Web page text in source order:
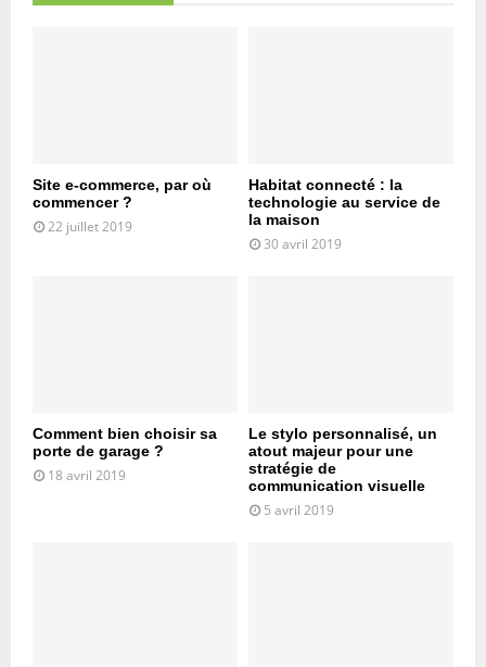
Site e-commerce, par où
commencer ?
22 juillet 2019
Habitat connecté : la
technologie au service de
la maison
30 avril 2019
Comment bien choisir sa
porte de garage ?
18 avril 2019
Le stylo personnalisé, un
atout majeur pour une
stratégie de
communication visuelle
5 avril 2019